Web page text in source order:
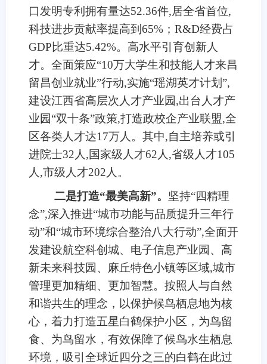
口发明专利拥有量达52.36件,居全省首位,
科技进步贡献率提高到65%；R&D经费占
GDP比重达5.42%。高水平引育创新人
才。全面策应“10万大学生和技能人才来昌
留昌创业就业”行动,实施“瑶湖英才计划”,
建设江西省高层次人才产业园,出台人才产
业园“双十条”政策,打造政校企产业联盟,全
区各类人才达17万人。其中,自主培养或引
进院士32人,国家级人才62人,省级人才105
人,市级人才202人。
二是打造“最美高新”。 坚持“四精理
念”,深入推进“城市功能与品质提升三年行
动”和“城市环境综合整治八大行动”,全面开
发建设航空科创城、电子信息产业园、高
新未来科技园、麻丘特色小镇等区域,城市
管理更加精细、更加智慧。按照人与自然
和谐共生的理念，以保护候鸟栖息地为核
心，着力打造五星白鹤保护小区，为鸟留
食、为鸟留水，有效保障了候鸟水生栖息
环境，吸引全球近四分之三的白鹤在此过